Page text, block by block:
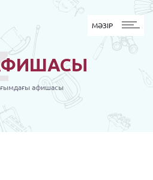
MӘЗІР
МӘЗІР
афишасы